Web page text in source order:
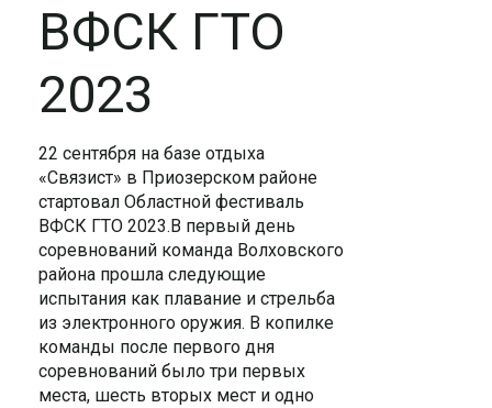
ВФСК ГТО
2023
22 сентября на базе отдыха
«Связист» в Приозерском районе
стартовал Областной фестиваль
ВФСК ГТО 2023.В первый день
соревнований команда Волховского
района прошла следующие
испытания как плавание и стрельба
из электронного оружия. В копилке
команды после первого дня
соревнований было три первых
места, шесть вторых мест и одно